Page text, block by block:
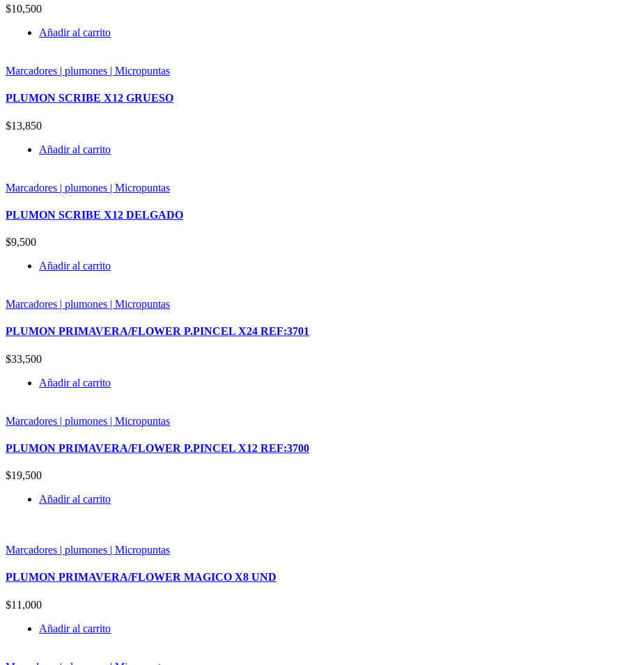
$10,500
Añadir al carrito
Marcadores | plumones | Micropuntas
PLUMON SCRIBE X12 GRUESO
$13,850
Añadir al carrito
Marcadores | plumones | Micropuntas
PLUMON SCRIBE X12 DELGADO
$9,500
Añadir al carrito
Marcadores | plumones | Micropuntas
PLUMON PRIMAVERA/FLOWER P.PINCEL X24 REF:3701
$33,500
Añadir al carrito
Marcadores | plumones | Micropuntas
PLUMON PRIMAVERA/FLOWER P.PINCEL X12 REF:3700
$19,500
Añadir al carrito
Marcadores | plumones | Micropuntas
PLUMON PRIMAVERA/FLOWER MAGICO X8 UND
$11,000
Añadir al carrito